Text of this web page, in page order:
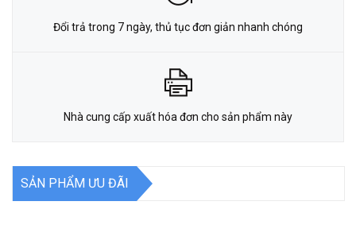
Đổi trả trong 7 ngày, thủ tục đơn giản nhanh chóng
Nhà cung cấp xuất hóa đơn cho sản phẩm này
SẢN PHẨM ƯU ĐÃI